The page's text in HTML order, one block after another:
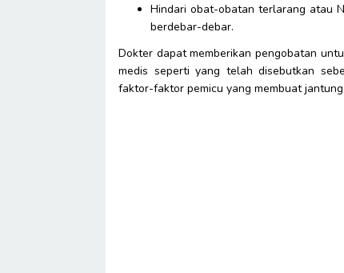
Hindari obat-obatan terlarang atau
berdebar-debar.
Dokter dapat memberikan pengobatan
medis seperti yang telah disebutkan
faktor-faktor pemicu yang membuat